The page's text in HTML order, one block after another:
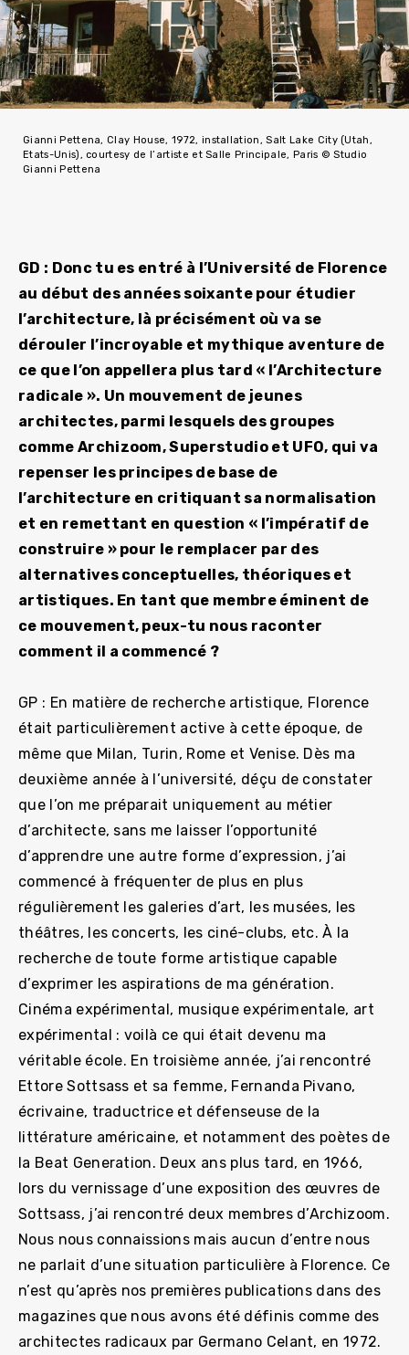
Gianni Pettena, Clay House, 1972, installation, Salt Lake City (Utah,
Etats-Unis), courtesy de l’artiste et Salle Principale, Paris © Studio
Gianni Pettena
GD : Donc tu es entré à l’Université de Florence
au début des années soixante pour étudier
l’architecture, là précisément où va se
dérouler l’incroyable et mythique aventure de
ce que l’on appellera plus tard « l’Architecture
radicale ». Un mouvement de jeunes
architectes, parmi lesquels des groupes
comme Archizoom, Superstudio et UFO, qui va
repenser les principes de base de
l’architecture en critiquant sa normalisation
et en remettant en question « l’impératif de
construire » pour le remplacer par des
alternatives conceptuelles, théoriques et
artistiques. En tant que membre éminent de
ce mouvement, peux-tu nous raconter
comment il a commencé ?
GP : En matière de recherche artistique, Florence
était particulièrement active à cette époque, de
même que Milan, Turin, Rome et Venise. Dès ma
deuxième année à l’université, déçu de constater
que l’on me préparait uniquement au métier
d’architecte, sans me laisser l’opportunité
d’apprendre une autre forme d’expression, j’ai
commencé à fréquenter de plus en plus
régulièrement les galeries d’art, les musées, les
théâtres, les concerts, les ciné-clubs, etc. À la
recherche de toute forme artistique capable
d’exprimer les aspirations de ma génération.
Cinéma expérimental, musique expérimentale, art
expérimental : voilà ce qui était devenu ma
véritable école. En troisième année, j’ai rencontré
Ettore Sottsass et sa femme, Fernanda Pivano,
écrivaine, traductrice et défenseuse de la
littérature américaine, et notamment des poètes de
la Beat Generation. Deux ans plus tard, en 1966,
lors du vernissage d’une exposition des œuvres de
Sottsass, j’ai rencontré deux membres d’Archizoom.
Nous nous connaissions mais aucun d’entre nous
ne parlait d’une situation particulière à Florence. Ce
n’est qu’après nos premières publications dans des
magazines que nous avons été définis comme des
architectes radicaux par Germano Celant, en 1972.